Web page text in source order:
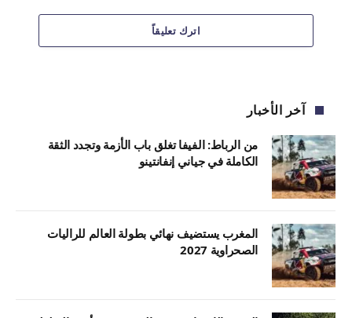
اترك تعليقاً
آخر الأخبار
من الرباط: الفيفا تغلق باب الأزمة وتجدد الثقة
الكاملة في جياني إنفانتينو
المغرب يستضيف نهائي بطولة العالم للراليات
الصحراوية 2027